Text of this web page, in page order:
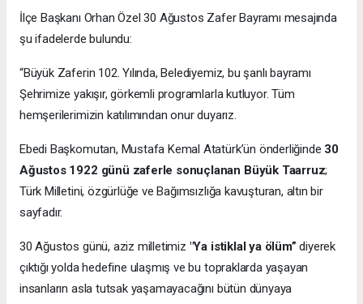
İlçe Başkanı Orhan Özel 30 Ağustos Zafer Bayramı mesajında
şu ifadelerde bulundu:
“Büyük Zaferin 102. Yılında, Belediyemiz, bu şanlı bayramı
Şehrimize yakışır, görkemli programlarla kutluyor. Tüm
hemşerilerimizin katılımından onur duyarız.
Ebedi Başkomutan, Mustafa Kemal Atatürk’ün önderliğinde 30
Ağustos 1922 günü zaferle sonuçlanan Büyük Taarruz;
Türk Milletini, özgürlüğe ve Bağımsızlığa kavuşturan, altın bir
sayfadır.
30 Ağustos günü, aziz milletimiz "Ya istiklal ya ölüm” diyerek
çıktığı yolda hedefine ulaşmış ve bu topraklarda yaşayan
insanların asla tutsak yaşamayacağını bütün dünyaya